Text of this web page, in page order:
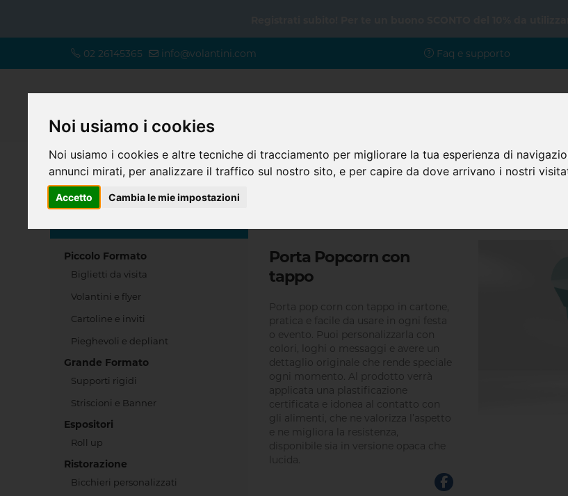
Noi usiamo i cookies
Noi usiamo i cookies e altre tecniche di tracciamento per migliorare la tua esperienza di
annunci mirati, per analizzare il traffico sul nostro sito, e per capire da dove arrivano i nostri
Accetto Cambia le mie impostazioni
02 26145365 info@volantini.com Faq e supporto
Home Prodotti
Piccolo Formato
Biglietti da visita
Volantini e flyer
Cartoline e inviti
Pieghevoli e depliant
Grande Formato
Supporti rigidi
Striscioni e Banner
Espositori
Roll up
Ristorazione
Bicchieri personalizzati
Porta Popcorn con
tappo
Porta pop corn con tappo in cartone,
pratica e facile da usare in ogni festa
o evento. Puoi personalizzarla con
colori, loghi o messaggi e avere un
dettaglio originale che rende speciale
ogni momento. Al prodotto verrà
applicata una plastificazione
certificata e idonea al contatto con
gli alimenti, che ne valorizza l’aspetto
e ne migliora la resistenza,
disponibile sia in versione opaca che
lucida.